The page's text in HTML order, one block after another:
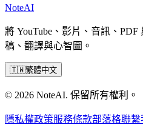
NoteAI
將 YouTube、影片、音訊、
稿、翻譯與心智圖。
🇹🇼繁體中文
© 2026 NoteAI. 保留所有權利。
隱私權政策服務條款部落格聯繫